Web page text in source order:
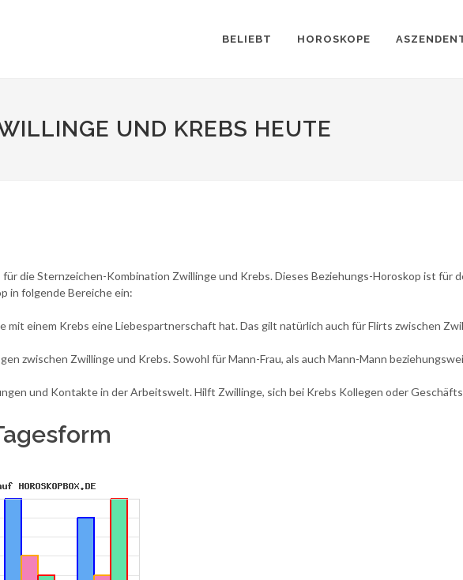
BELIEBT HOROSKOPE
UND KREBS HEUTE
die Sternzeichen-Kombination Zwillinge und Krebs. Dieses Beziehungs-Horoskop ist für
in folgende Bereiche ein:
mit einem Krebs eine Liebespartnerschaft hat. Das gilt natürlich auch für Flirts zwischen
zwischen Zwillinge und Krebs. Sowohl für Mann-Frau, als auch Mann-Mann
und Kontakte in der Arbeitswelt. Hilft Zwillinge, sich bei Krebs Kollegen oder